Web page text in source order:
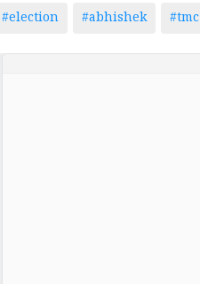
#election #abhishek #tmc